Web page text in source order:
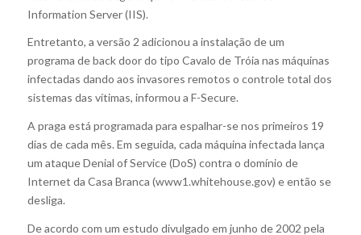
Information Server (IIS).
Entretanto, a versão 2 adicionou a instalação de um
programa de back door do tipo Cavalo de Tróia nas máquinas
infectadas dando aos invasores remotos o controle total dos
sistemas das vítimas, informou a F-Secure.
A praga está programada para espalhar-se nos primeiros 19
dias de cada mês. Em seguida, cada máquina infectada lança
um ataque Denial of Service (DoS) contra o domínio de
Internet da Casa Branca (www1.whitehouse.gov) e então se
desliga.
De acordo com um estudo divulgado em junho de 2002 pela